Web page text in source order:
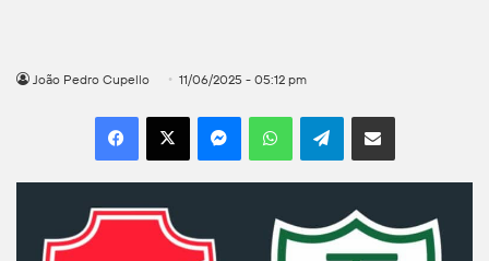
João Pedro Cupello 11/06/2025 - 05:12 pm
Facebook
X MessengerWhatsAppTelegramCompartilhar por e-mail